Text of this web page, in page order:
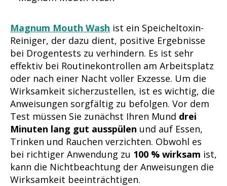
Magnum Mouth Wash ist ein Speicheltoxin-
Reiniger, der dazu dient, positive Ergebnisse
bei Drogentests zu verhindern. Es ist sehr
effektiv bei Routinekontrollen am Arbeitsplatz
oder nach einer Nacht voller Exzesse. Um die
Wirksamkeit sicherzustellen, ist es wichtig, die
Anweisungen sorgfältig zu befolgen. Vor dem
Test müssen Sie zunächst Ihren Mund drei
Minuten lang gut ausspülen und auf Essen,
Trinken und Rauchen verzichten. Obwohl es
bei richtiger Anwendung zu 100 % wirksam ist,
kann die Nichtbeachtung der Anweisungen die
Wirksamkeit beeinträchtigen.